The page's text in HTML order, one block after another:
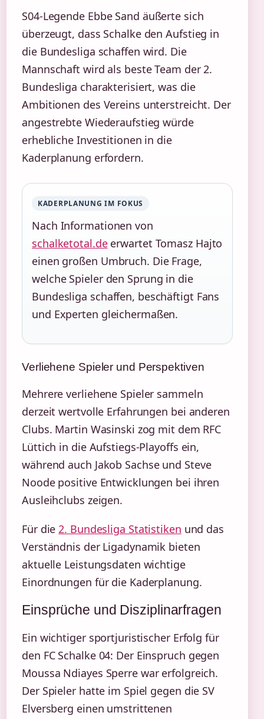
S04-Legende Ebbe Sand äußerte sich
überzeugt, dass Schalke den Aufstieg in
die Bundesliga schaffen wird. Die
Mannschaft wird als beste Team der 2.
Bundesliga charakterisiert, was die
Ambitionen des Vereins unterstreicht. Der
angestrebte Wiederaufstieg würde
erhebliche Investitionen in die
Kaderplanung erfordern.
KADERPLANUNG IM FOKUS
Nach Informationen von
schalketotal.deerwartet Tomasz Hajto
einen großen Umbruch. Die Frage,
welche Spieler den Sprung in die
Bundesliga schaffen, beschäftigt Fans
und Experten gleichermaßen.
Verliehene Spieler und Perspektiven
Mehrere verliehene Spieler sammeln
derzeit wertvolle Erfahrungen bei anderen
Clubs. Martin Wasinski zog mit dem RFC
Lüttich in die Aufstiegs-Playoffs ein,
während auch Jakob Sachse und Steve
Noode positive Entwicklungen bei ihren
Ausleihclubs zeigen.
Für die2. Bundesliga Statistiken und das
Verständnis der Ligadynamik bieten
aktuelle Leistungsdaten wichtige
Einordnungen für die Kaderplanung.
Einsprüche und Disziplinarfragen
Ein wichtiger sportjuristischer Erfolg für
den FC Schalke 04: Der Einspruch gegen
Moussa Ndiayes Sperre war erfolgreich.
Der Spieler hatte im Spiel gegen die SV
Elversberg einen umstrittenen